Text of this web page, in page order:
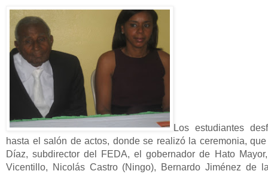
Los estudiantes
hasta el salón de actos, donde se realizó la ceremonia,
Díaz, subdirector del FEDA, el gobernador de Hato
Vicentillo, Nicolás Castro (Ningo), Bernardo Jiménez de